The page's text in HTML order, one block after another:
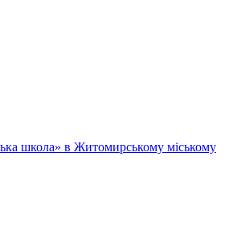
школа» в Житомирському міському